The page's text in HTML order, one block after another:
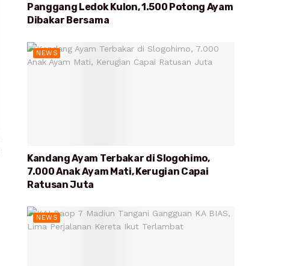
Panggang Ledok Kulon, 1.500 Potong Ayam
Dibakar Bersama
NEWS
Kandang Ayam Terbakar di Slogohimo,
7.000 Anak Ayam Mati, Kerugian Capai
Ratusan Juta
NEWS